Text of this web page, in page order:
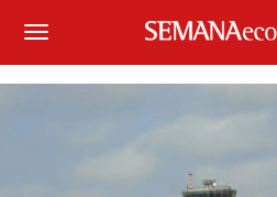
Suscríbase